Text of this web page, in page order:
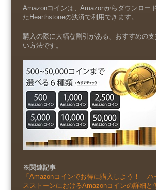
Amazonコインは、Amazonからダウンロー
たHearthstoneの決済で利用できます。
購入の際に大幅な割引がある、おすすめの支
い方法です。
※関連記事
「Amazonコインでお得に購入しよう！ – ハ
スストーンにおけるAmazonコインの詳細と